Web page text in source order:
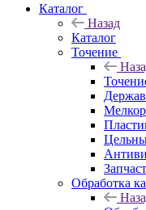
Каталог
Назад
Каталог
Точение
Обработка